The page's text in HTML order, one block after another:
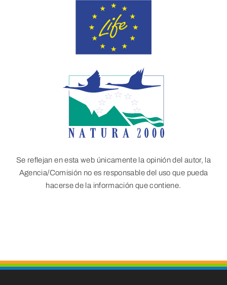
Se reflejan en esta web únicamente la opinión del autor, la
Agencia/Comisión no es responsable del uso que pueda
hacerse de la información que contiene.